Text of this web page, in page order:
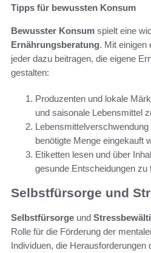
Tipps für bewussten Konsum
Bewusster Konsum spielt eine
Ernährungsberatung. Mit einigen
jeder dazu beitragen, die eigene
gestalten:
Produzenten und lokale
und saisonale Lebensmittel
benötigte Menge eingekauft
Etiketten lesen und über
gesunde Entscheidungen zu
Selbstfürsorge und
Selbstfürsorge und
Rolle für die Förderung der
Individuen, die Herausforderungen